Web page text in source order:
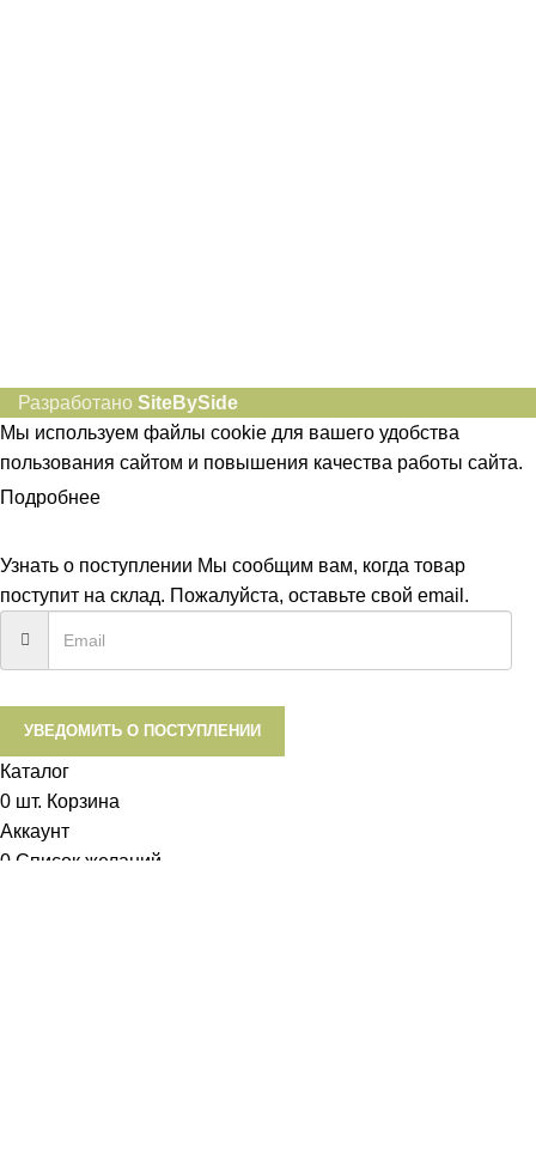
Разработано SiteBySide
Мы используем файлы cookie для вашего удобства
пользования сайтом и повышения качества работы сайта.
Подробнее
Узнать о поступлении Мы сообщим вам, когда товар
поступит на склад. Пожалуйста, оставьте свой email.
УВЕДОМИТЬ О ПОСТУПЛЕНИИ
Каталог
0 шт. Корзина
Аккаунт
0 Список желаний